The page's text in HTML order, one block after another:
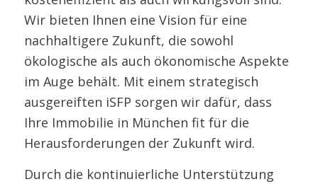
Wir bieten Ihnen eine Vision für eine
nachhaltigere Zukunft, die sowohl
ökologische als auch ökonomische Aspekte
im Auge behält. Mit einem strategisch
ausgereiften iSFP sorgen wir dafür, dass
Ihre Immobilie in München fit für die
Herausforderungen der Zukunft wird.
Durch die kontinuierliche Unterstützung